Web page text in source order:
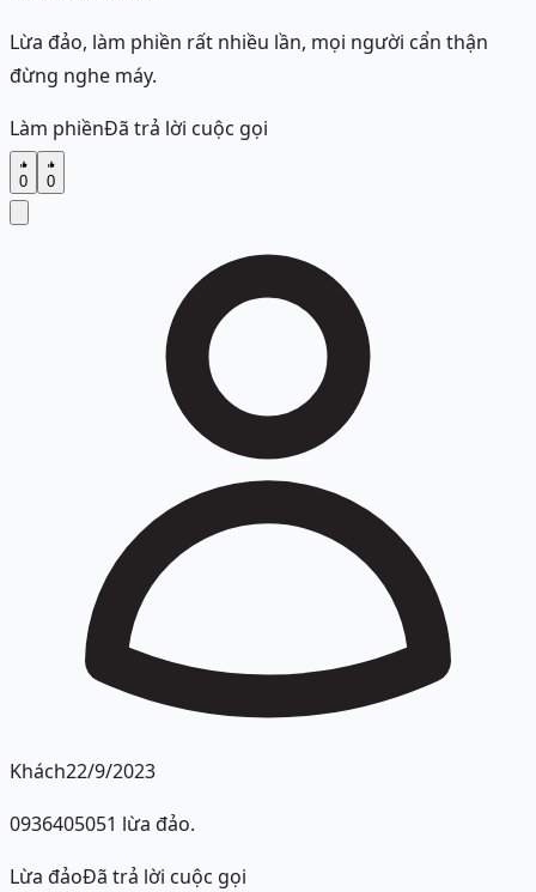
Lừa đảo, làm phiền rất nhiều lần, mọi người cẩn thận
đừng nghe máy.
Làm phiềnĐã trả lời cuộc gọi
0 0
Khách22/9/2023
0936405051 lừa đảo.
Lừa đảoĐã trả lời cuộc gọi